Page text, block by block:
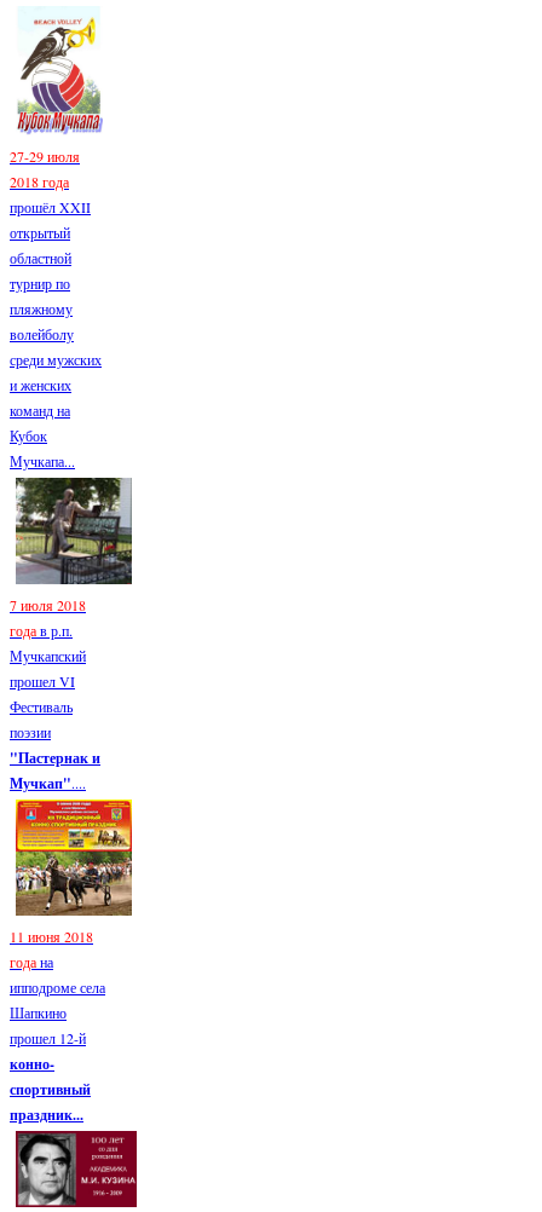
27-29 июля
2018 года
прошёл XXII
открытый
областной
турнир по
пляжному
волейболу
среди мужских
и женских
команд на
Кубок
Мучкапа...
7 июля 2018
годав р.п.
Мучкапский
прошел VI
Фестиваль
поэзии
"Пастернак и
Мучкап"....
11 июня 2018
годана
ипподроме села
Шапкино
прошел 12-й
конно-
спортивный
праздник...